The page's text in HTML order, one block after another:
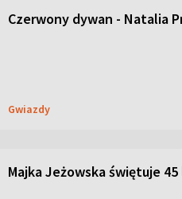
Czerwony dywan - Natalia
Gwiazdy
Majka Jeżowska świętuje